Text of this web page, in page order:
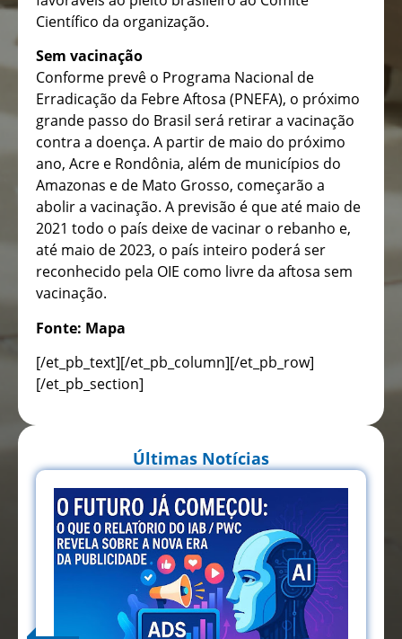
Científico da organização.
Sem vacinação
Conforme prevê o Programa Nacional de
Erradicação da Febre Aftosa (PNEFA), o próximo
grande passo do Brasil será retirar a vacinação
contra a doença. A partir de maio do próximo
ano, Acre e Rondônia, além de municípios do
Amazonas e de Mato Grosso, começarão a
abolir a vacinação. A previsão é que até maio de
2021 todo o país deixe de vacinar o rebanho e,
até maio de 2023, o país inteiro poderá ser
reconhecido pela OIE como livre da aftosa sem
vacinação.
Fonte: Mapa
[/et_pb_text][/et_pb_column][/et_pb_row]
[/et_pb_section]
Últimas Notícias